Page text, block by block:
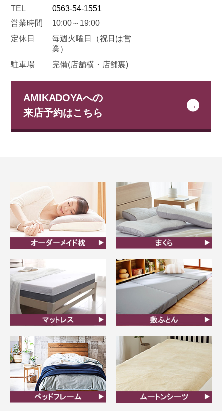
TEL
0563-54-1551
営業時間
10:00～19:00
定休日
毎週火曜日
（祝日は営
業）
駐車場
完備(店舗横・店舗裏)
AMIKADOYAへの
来店予約はこちら